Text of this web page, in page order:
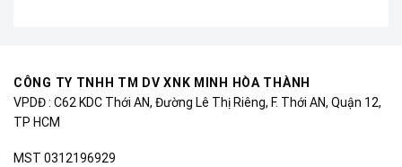
CÔNG TY TNHH TM DV XNK MINH HÒA THÀNH
VPDĐ : C62 KDC Thới AN, Đường Lê Thị Riêng, F. Thới AN, Quận 12,
TP HCM
MST 0312196929